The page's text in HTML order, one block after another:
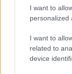
I want to
personalized
I want to
related to
device
Promocje
FinTech
Moto
Gaming